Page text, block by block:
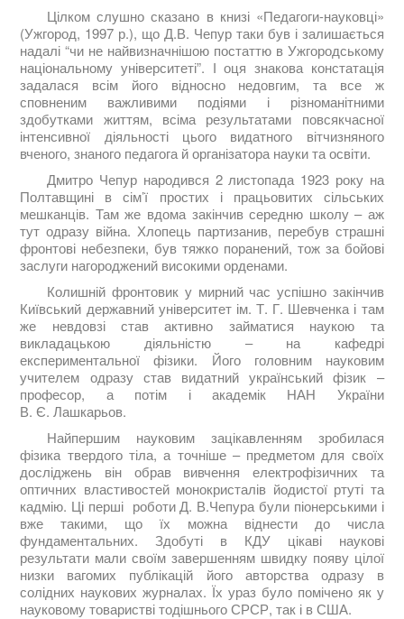
Цілком слушно сказано в книзі «Педагоги-науковці»
(Ужгород, 1997 р.), що Д.В. Чепур таки був і залишається
надалі “чи не найвизначнішою постаттю в Ужгородському
національному університеті”. І оця знакова констатація
задалася всім його відносно недовгим, та все ж
сповненим важливими подіями і різноманітними
здобутками життям, всіма результатами повсякчасної
інтенсивної діяльності цього видатного вітчизняного
вченого, знаного педагога й організатора науки та освіти.
Дмитро Чепур народився 2 листопада 1923 року на
Полтавщині в сім’ї простих і працьовитих сільських
мешканців. Там же вдома закінчив середню школу – аж
тут одразу війна. Хлопець партизанив, перебув страшні
фронтові небезпеки, був тяжко поранений, тож за бойові
заслуги нагороджений високими орденами.
Колишній фронтовик у мирний час успішно закінчив
Київський державний університет ім. Т. Г. Шевченка і там
же невдовзі став активно займатися наукою та
викладацькою діяльністю – на кафедрі
експериментальної фізики. Його головним науковим
учителем одразу став видатний український фізик –
професор, а потім і академік НАН України
В. Є. Лашкарьов.
Найпершим науковим зацікавленням зробилася
фізика твердого тіла, а точніше – предметом для своїх
досліджень він обрав вивчення електрофізичних та
оптичних властивостей монокристалів йодистої ртуті та
кадмію. Ці перші роботи Д. В.Чепура були піонерськими і
вже такими, що їх можна віднести до числа
фундаментальних. Здобуті в КДУ цікаві наукові
результати мали своїм завершенням швидку появу цілої
низки вагомих публікацій його авторства одразу в
солідних наукових журналах. Їх ураз було помічено як у
науковому товаристві тодішнього СРСР, так і в США.